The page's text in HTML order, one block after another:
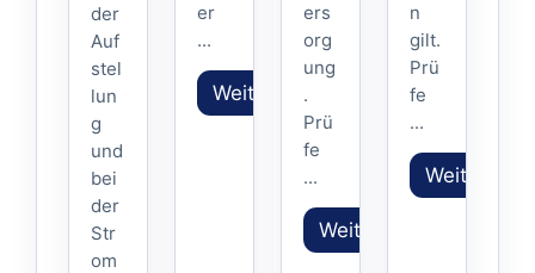
der
Auf
stel
lun
g
und
bei
der
Str
om
er
...
Weiterlesen
ers
org
ung
.
Prü
fe
...
Weiterlesen
n
gilt.
Prü
fe
...